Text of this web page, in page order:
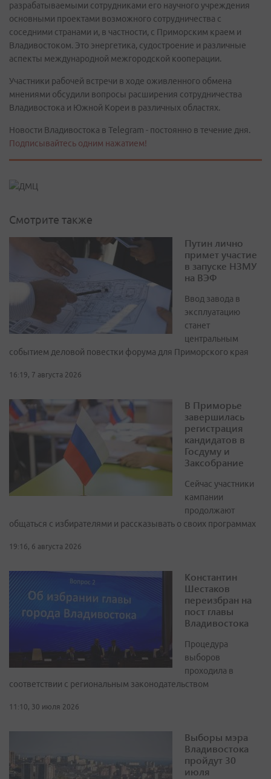
разрабатываемыми сотрудниками его научного учреждения
основными проектами возможного сотрудничества с
соседними странами и, в частности, с Приморским краем и
Владивостоком. Это энергетика, судостроение и различные
аспекты международной межгородской кооперации.
Участники рабочей встречи в ходе оживленного обмена
мнениями обсудили вопросы расширения сотрудничества
Владивостока и Южной Кореи в различных областях.
Новости Владивостока в Telegram - постоянно в течение дня.
Подписывайтесь одним нажатием!
Смотрите также
Путин лично
примет участие
в запуске НЗМУ
на ВЭФ
Ввод завода в
эксплуатацию
станет
центральным
событием деловой повестки форума для Приморского края
16:19, 7 августа 2026
В Приморье
завершилась
регистрация
кандидатов в
Госдуму и
Заксобрание
Сейчас участники
кампании
продолжают
общаться с избирателями и рассказывать о своих программах
19:16, 6 августа 2026
Константин
Шестаков
переизбран на
пост главы
Владивостока
Процедура
выборов
проходила в
соответствии с региональным законодательством
11:10, 30 июля 2026
Выборы мэра
Владивостока
пройдут 30
июля